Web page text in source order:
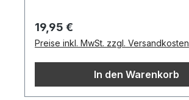
Regulärer Preis:
19,95 €
Preise inkl. MwSt. zzgl. Versandkosten
In den Warenkorb